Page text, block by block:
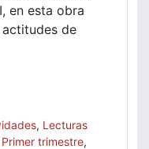
en esta obra
de
, Lecturas
Primer trimestre,